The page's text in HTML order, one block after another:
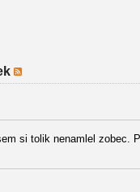
si tolik nenamlel zobec.